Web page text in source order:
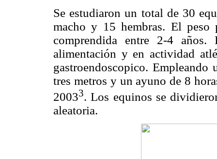
Se estudiaron un total de 30
macho y 15 hembras. El
comprendida entre 2-4 años.
alimentación y en actividad
gastroendoscopico.
tres metros y un ayuno de 8
20033. Los equinos se
aleatoria.